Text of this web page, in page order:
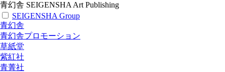
青幻舎 SEIGENSHA Art Publishing
SEIGENSHA Group
青幻舎
青幻舎プロモーション
草紙堂
紫紅社
青菁社